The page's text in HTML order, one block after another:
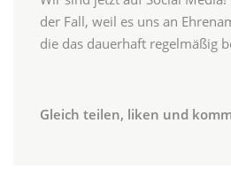
der Fall, weil es uns an
die das dauerhaft regelmäßig
Gleich teilen, liken und